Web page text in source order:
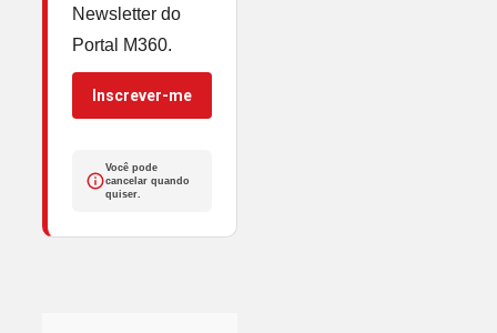
Newsletter do
Portal M360.
Inscrever-me
Você pode
cancelar quando
quiser.